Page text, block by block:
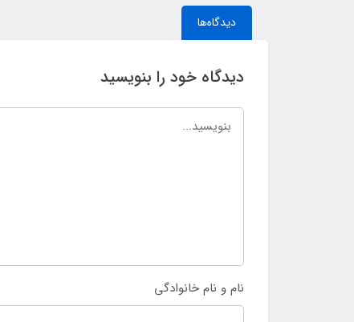
دیدگاه‌ها
دیدگاه خود را بنویسید
نام و نام خانوادگی